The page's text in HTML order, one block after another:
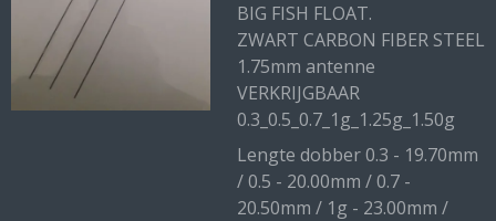
BIG FISH FLOAT.
ZWART CARBON FIBER STEEL
1.75mm antenne
VERKRIJGBAAR
0.3_0.5_0.7_1g_1.25g_1.50g
Lengte dobber 0.3 - 19.70mm
/ 0.5 - 20.00mm / 0.7 -
20.50mm / 1g - 23.00mm /